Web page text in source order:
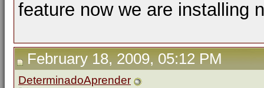
feature now we are installing
February 18, 2009, 05:12 PM
DeterminadoAprender